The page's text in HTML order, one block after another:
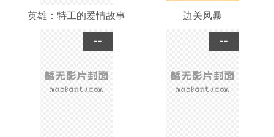
英雄：特工的爱情故事 边关风暴
-- --